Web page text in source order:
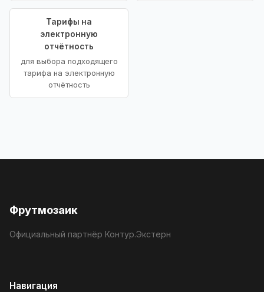
Тарифы на
электронную
отчётность
для выбора подходящего
тарифа на электронную
отчётность
Фрутмозаик
Официальный партнёр Контур.Экстерн
Навигация